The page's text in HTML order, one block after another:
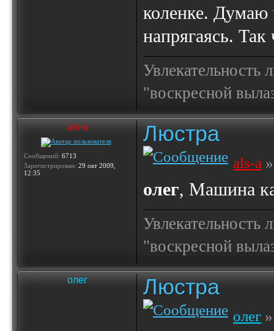
коленке. Думаю
напрягаясь. Так
Увлекательность
"воскресной
als-a
Сообщений: 6713
Зарегистрирован: 29 окт 2009,
12:35
Люстра
als-a
олег, Машина
Увлекательность
"воскресной
олег Люстра
олег